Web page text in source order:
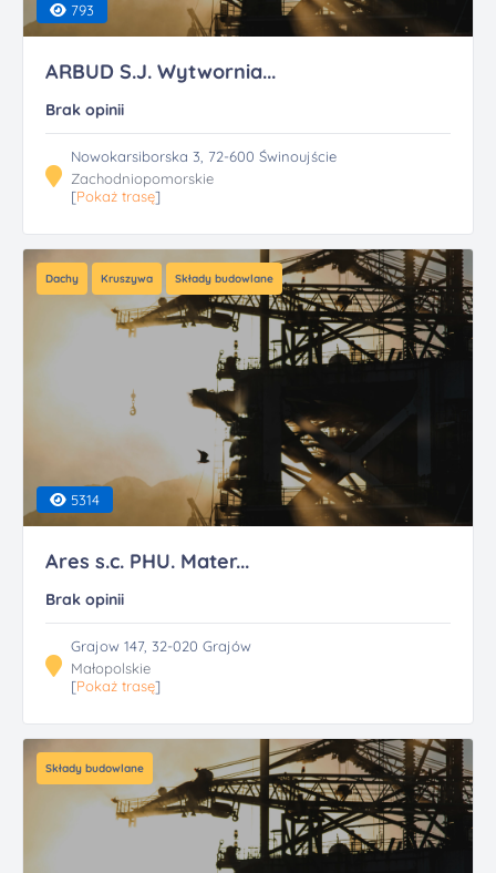
793
ARBUD S.J. Wytwornia...
Brak opinii
Nowokarsiborska 3, 72-600 Świnoujście
Zachodniopomorskie
[Pokaż trasę]
Dachy Kruszywa Składy budowlane
5314
Ares s.c. PHU. Mater...
Brak opinii
Grajow 147, 32-020 Grajów
Małopolskie
[Pokaż trasę]
Składy budowlane